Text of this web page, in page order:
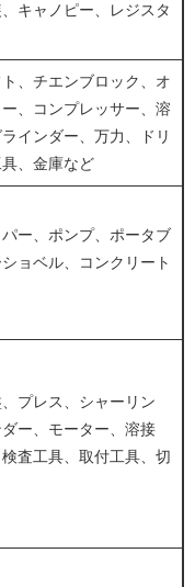
キャノピー、レジスタ
、チエンブロック、オ
、コンプレッサー、溶
インダー、万力、ドリ
、金庫など
ー、ポンプ、ポータブ
ョベル、コンクリート
プレス、シャーリン
ー、モーター、溶接
査工具、取付工具、切